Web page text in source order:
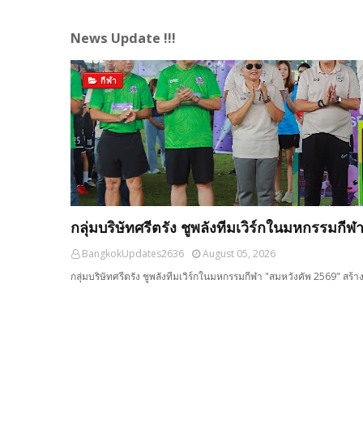
News Update !!!
กีฬา
กลุ่มบริษัทศรีตรัง ชูพลังทีมเวิร์กในมหกรรมกีฬ
BangkokUpdates2636
August 05, 2026
กลุ่มบริษัทศรีตรัง ชูพลังทีมเวิร์กในมหกรรมกีฬา "สมหวังคัพ 2569" สร้า